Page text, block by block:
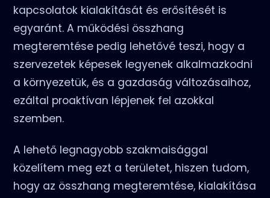
kapcsolatok kialakítását és erősítését is
egyaránt. A működési összhang
megteremtése pedig lehetővé teszi, hogy a
szervezetek képesek legyenek alkalmazkodni
a környezetük, és a gazdaság változásaihoz,
ezáltal proaktívan lépjenek fel azokkal
szemben.
A lehető legnagyobb szakmaisággal
közelítem meg ezt a területet, hiszen tudom,
hogy az összhang megteremtése, kialakítása